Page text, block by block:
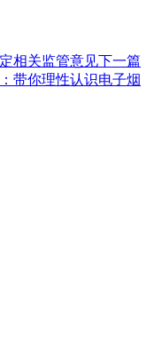
相关监管意见下一篇
带你理性认识电子烟